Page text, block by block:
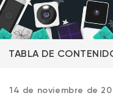
TABLA DE
Sugerencia de
14 de noviembre de